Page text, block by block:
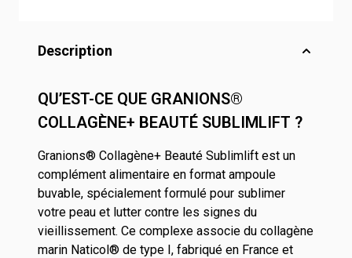
Description
QU’EST-CE QUE GRANIONS®
COLLAGÈNE+ BEAUTÉ SUBLIMLIFT ?
Granions® Collagène+ Beauté Sublimlift est un
complément alimentaire en format ampoule
buvable, spécialement formulé pour sublimer
votre peau et lutter contre les signes du
vieillissement. Ce complexe associe du collagène
marin Naticol® de type I, fabriqué en France et